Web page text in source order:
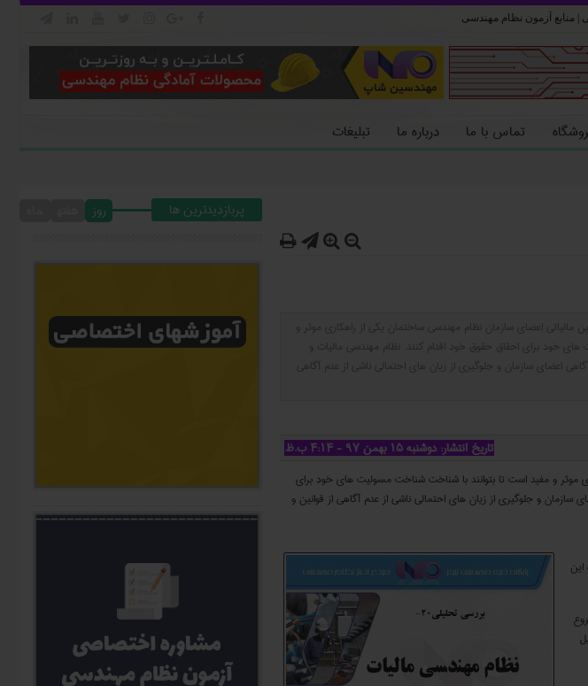
| منابع آزمون نظام مهندسی
تماس با ما درباره ما تبلیغات
   
تاریخ انتشار: دوشنبه ۱۵ بهمن ۹۷ - ۴:۱۴ ب.ظ
موثر و مفید است تا بتوانند با شناخت شناخت مسولیت های خود برای
و جلوگیری از زیان های احتمالی ناشی از عدم آگاهی از قوانین و
از تاریخ شروع
پربازدیدترین ها روز